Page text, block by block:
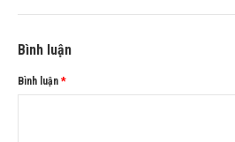
Bình luận
Bình luận *